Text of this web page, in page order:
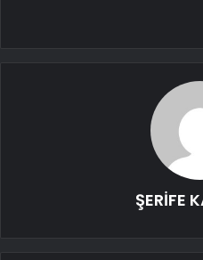
ŞERİFE